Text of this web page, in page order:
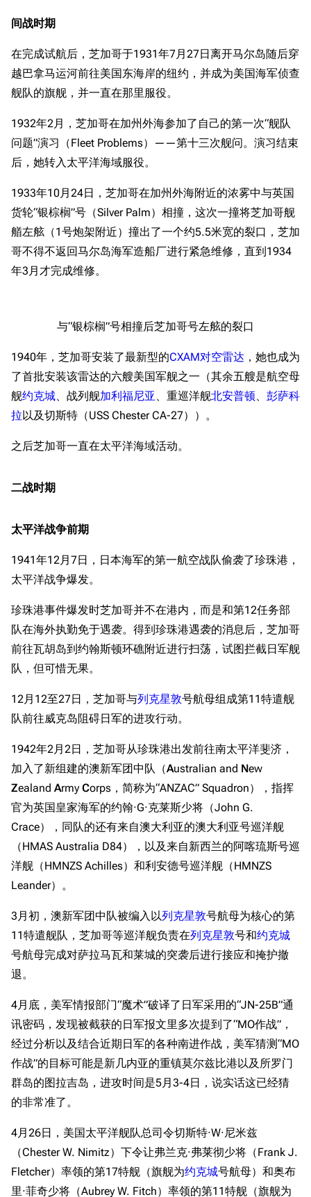
间战时期
在完成试航后，芝加哥于1931年7月27日离开马尔岛随后穿
越巴拿马运河前往美国东海岸的纽约，并成为美国海军侦查
舰队的旗舰，并一直在那里服役。
1932年2月，芝加哥在加州外海参加了自己的第一次“舰队
问题”演习（Fleet Problems）——第十三次舰问。演习结束
后，她转入太平洋海域服役。
1933年10月24日，芝加哥在加州外海附近的浓雾中与英国
货轮“银棕榈”号（Silver Palm）相撞，这次一撞将芝加哥舰
艏左舷（1号炮架附近）撞出了一个约5.5米宽的裂口，芝加
哥不得不返回马尔岛海军造船厂进行紧急维修，直到1934
年3月才完成维修。
与“银棕榈”号相撞后芝加哥号左舷的裂口
1940年，芝加哥安装了最新型的CXAM对空雷达 ，她也成为
了首批安装该雷达的六艘美国军舰之一（其余五艘是航空母
舰约克城、战列舰加利福尼亚 、重巡洋舰北安普顿、 彭萨科
拉以及切斯特（USS Chester CA-27））。
之后芝加哥一直在太平洋海域活动。
二战时期
太平洋战争前期
1941年12月7日，日本海军的第一航空战队偷袭了珍珠港，
太平洋战争爆发。
珍珠港事件爆发时芝加哥并不在港内，而是和第12任务部
队在海外执勤免于遇袭。得到珍珠港遇袭的消息后，芝加哥
前往瓦胡岛到约翰斯顿环礁附近进行扫荡，试图拦截日军舰
队，但可惜无果。
12月12至27日，芝加哥与列克星敦号航母组成第11特遣舰
队前往威克岛阻碍日军的进攻行动。
1942年2月2日，芝加哥从珍珠港出发前往南太平洋斐济，
加入了新组建的澳新军团中队（Australian and New
Zealand Army Corps，简称为“ANZAC” Squadron），指挥
官为英国皇家海军的约翰·G·克莱斯少将（John G.
Crace），同队的还有来自澳大利亚的澳大利亚号巡洋舰
（HMAS Australia D84），以及来自新西兰的阿喀琉斯号巡
洋舰（HMNZS Achilles）和利安德号巡洋舰（HMNZS
Leander）。
3月初，澳新军团中队被编入以列克星敦号航母为核心的第
11特遣舰队，芝加哥等巡洋舰负责在列克星敦号和约克城
号航母完成对萨拉马瓦和莱城的突袭后进行接应和掩护撤
退。
4月底，美军情报部门“魔术”破译了日军采用的“JN-25B”通
讯密码，发现被截获的日军报文里多次提到了“MO作战”，
经过分析以及结合近期日军的各种南进作战，美军猜测“MO
作战”的目标可能是新几内亚的重镇莫尔兹比港以及所罗门
群岛的图拉吉岛，进攻时间是5月3-4日，说实话这已经猜
的非常准了。
4月26日，美国太平洋舰队总司令切斯特·W·尼米兹
（Chester W. Nimitz）下令让弗兰克·弗莱彻少将（Frank J.
Fletcher）率领的第17特舰（旗舰为约克城号航母）和奥布
里·菲奇少将（Aubrey W. Fitch）率领的第11特舰（旗舰为